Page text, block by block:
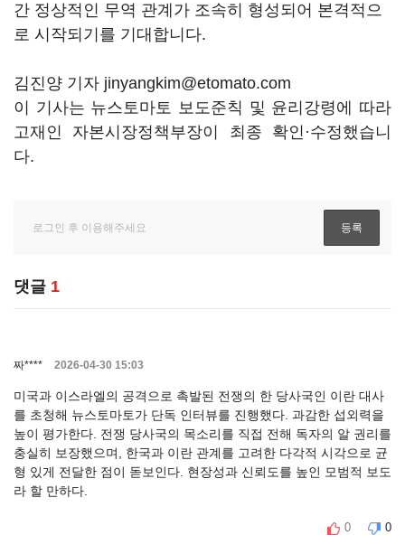
간 정상적인 무역 관계가 조속히 형성되어 본격적으
로 시작되기를 기대합니다.
김진양 기자 jinyangkim@etomato.com
이 기사는 뉴스토마토 보도준칙 및 윤리강령에 따라
고재인 자본시장정책부장이 최종 확인·수정했습니
다.
댓글 1
짜**** 2026-04-30 15:03
미국과 이스라엘의 공격으로 촉발된 전쟁의 한 당사국인 이란 대사
를 초청해 뉴스토마토가 단독 인터뷰를 진행했다. 과감한 섭외력을
높이 평가한다. 전쟁 당사국의 목소리를 직접 전해 독자의 알 권리를
충실히 보장했으며, 한국과 이란 관계를 고려한 다각적 시각으로 균
형 있게 전달한 점이 돋보인다. 현장성과 신뢰도를 높인 모범적 보도
라 할 만하다.
0 0